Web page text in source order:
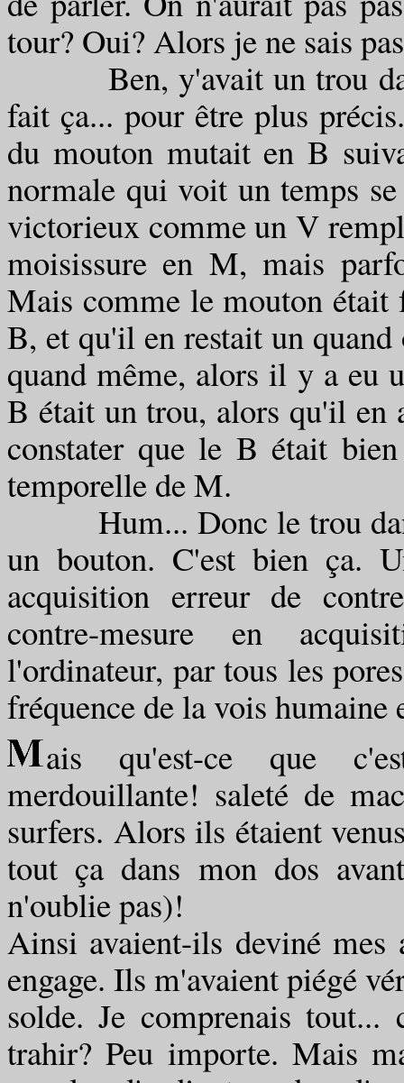
tour? Oui? Alors je ne sais
Ben, y'avait un trou
fait ça... pour être plus
du mouton mutait en B
normale qui voit un temps
victorieux comme un V
moisissure en M, mais
Mais comme le mouton était
B, et qu'il en restait un
quand même, alors il y a eu
B était un trou, alors qu'il en
constater que le B était
temporelle de M.
Hum... Donc le trou
un bouton. C'est bien ça.
acquisition erreur de
contre-mesure en
l'ordinateur, par tous les
fréquence de la vois humaine
ais qu'est-ce que
merdouillante! saleté de
surfers. Alors ils étaient
tout ça dans mon dos
n'oublie pas)!
Ainsi avaient-ils deviné mes
engage. Ils m'avaient piégé
solde. Je comprenais
trahir? Peu importe. Mais